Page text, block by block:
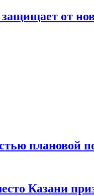
от
плановой
Казани